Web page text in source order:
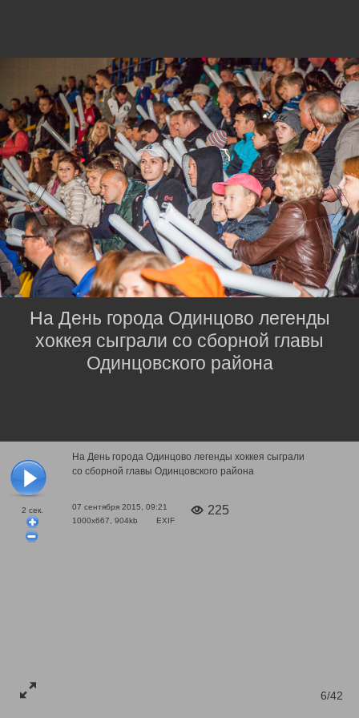
2 сек.
На День города Одинцово легенды хоккея сыграли
со сборной главы Одинцовского района
07 сентября 2015, 09:21
1000x667, 904kb
EXIF
225
6/42
На День города Одинцово легенды
хоккея сыграли со сборной главы
Одинцовского района